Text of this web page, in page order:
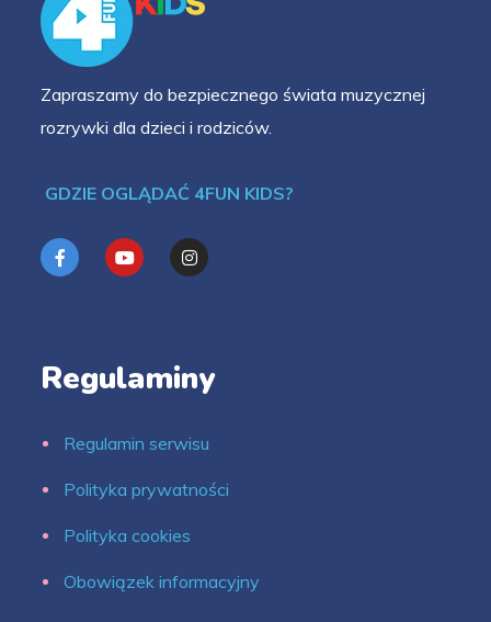
Zapraszamy do bezpiecznego świata muzycznej
rozrywki dla dzieci i rodziców.
GDZIE OGLĄDAĆ 4FUN KIDS?
Regulaminy
Regulamin serwisu
Polityka prywatności
Polityka cookies
Obowiązek informacyjny